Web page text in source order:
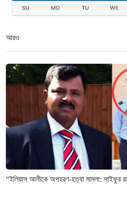
SU MO TU WE
আরও
“ইলিয়াস আলীকে অপহরণ-হত্যা মামলা: সাইফুর